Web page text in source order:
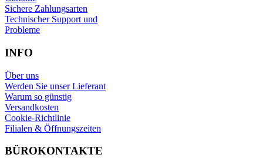
Sichere Zahlungsarten
Technischer Support und
Probleme
INFO
Über uns
Werden Sie unser Lieferant
Warum so günstig
Versandkosten
Cookie-Richtlinie
Filialen & Öffnungszeiten
BÜROKONTAKTE